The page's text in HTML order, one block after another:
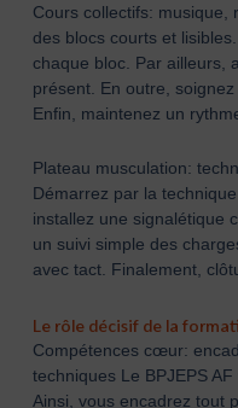
Cours collectifs: musique,
des blocs courts et
chaque bloc. Par ailleurs,
présent. En outre,
Enfin, maintenez un
Plateau musculation:
Démarrez par la
installez une signalétique
un suivi simple des
avec tact. Finalement,
Le rôle décisif de la
Compétences cœur:
techniques Le BPJEPS
Ainsi, vous encadrez tout